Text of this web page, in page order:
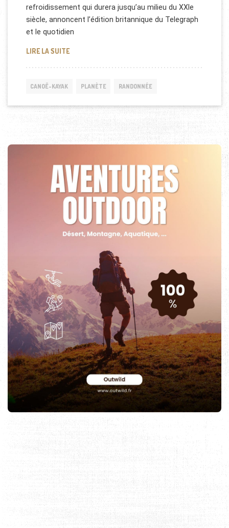
refroidissement qui durera jusqu’au milieu du XXIe
siècle, annoncent l’édition britannique du Telegraph
et le quotidien
LIRE LA SUITELA COUCHE DE GLACE DE L’ARCTIQUE A
CANOË-KAYAK PLANÈTE RANDONNÉE